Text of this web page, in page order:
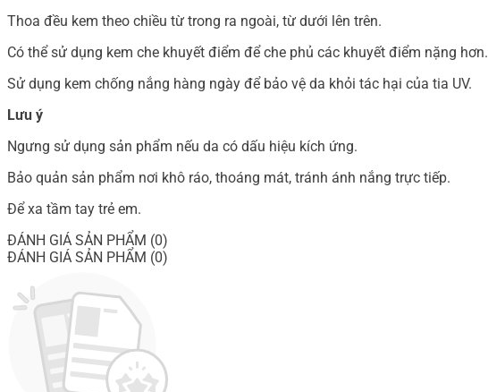
Thoa đều kem theo chiều từ trong ra ngoài, từ dưới lên trên.
Có thể sử dụng kem che khuyết điểm để che phủ các khuyết điểm nặng hơn.
Sử dụng kem chống nắng hàng ngày để bảo vệ da khỏi tác hại của tia UV.
Lưu ý
Ngưng sử dụng sản phẩm nếu da có dấu hiệu kích ứng.
Bảo quản sản phẩm nơi khô ráo, thoáng mát, tránh ánh nắng trực tiếp.
Để xa tầm tay trẻ em.
ĐÁNH GIÁ SẢN PHẨM (0)
ĐÁNH GIÁ SẢN PHẨM (0)